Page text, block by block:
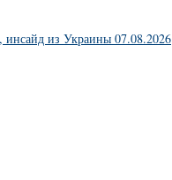
инсайд из Украины 07.08.2026